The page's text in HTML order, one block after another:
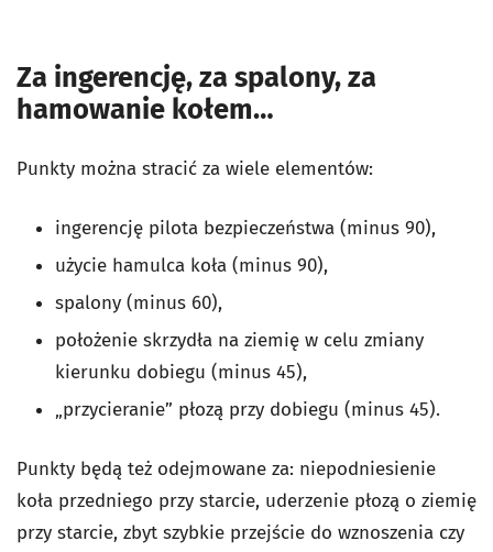
Za ingerencję, za spalony, za
hamowanie kołem…
Punkty można stracić za wiele elementów:
ingerencję pilota bezpieczeństwa (minus 90),
użycie hamulca koła (minus 90),
spalony (minus 60),
położenie skrzydła na ziemię w celu zmiany
kierunku dobiegu (minus 45),
„przycieranie” płozą przy dobiegu (minus 45).
Punkty będą też odejmowane za: niepodniesienie
koła przedniego przy starcie, uderzenie płozą o ziemię
przy starcie, zbyt szybkie przejście do wznoszenia czy